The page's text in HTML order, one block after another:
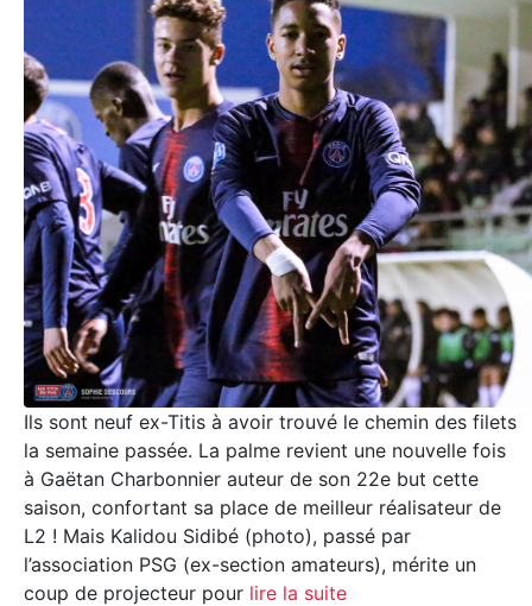
Ils sont neuf ex-Titis à avoir trouvé le chemin des filets
la semaine passée. La palme revient une nouvelle fois
à Gaëtan Charbonnier auteur de son 22e but cette
saison, confortant sa place de meilleur réalisateur de
L2 ! Mais Kalidou Sidibé (photo), passé par
l’association PSG (ex-section amateurs), mérite un
coup de projecteur pour lire la suite